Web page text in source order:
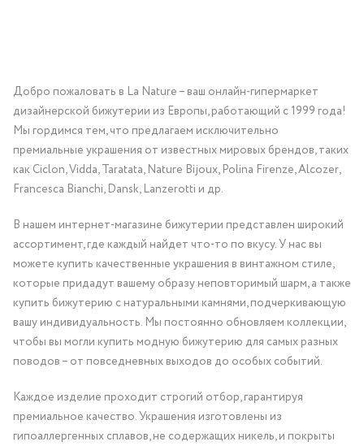
Добро пожаловать в La Nature – ваш онлайн-гипермаркет
дизайнерской бижутерии из Европы, работающий с 1999 года!
Мы гордимся тем, что предлагаем исключительно
премиальные украшения от известных мировых брендов, таких
как Ciclon, Vidda, Taratata, Nature Bijoux, Polina Firenze, Alcozer,
Francesca Bianchi, Dansk, Lanzerotti и др.
В нашем интернет-магазине бижутерии представлен широкий
ассортимент, где каждый найдет что-то по вкусу. У нас вы
можете купить качественные украшения в винтажном стиле,
которые придадут вашему образу неповторимый шарм, а также
купить бижутерию с натуральными камнями, подчеркивающую
вашу индивидуальность. Мы постоянно обновляем коллекции,
чтобы вы могли купить модную бижутерию для самых разных
поводов – от повседневных выходов до особых событий.
Каждое изделие проходит строгий отбор, гарантируя
премиальное качество. Украшения изготовлены из
гипоаллергенных сплавов, не содержащих никель, и покрыты